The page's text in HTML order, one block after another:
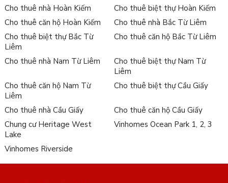
Cho thuê nhà Hoàn Kiếm
Cho thuê biệt thự Hoàn Kiếm
Cho thuê căn hộ Hoàn Kiếm
Cho thuê nhà Bắc Từ Liêm
Cho thuê biệt thự Bắc Từ
Liêm
Cho thuê căn hộ Bắc Từ Liêm
Cho thuê nhà Nam Từ Liêm
Cho thuê biệt thự Nam Từ
Liêm
Cho thuê căn hộ Nam Từ
Liêm
Cho thuê biệt thự Cầu Giấy
Cho thuê nhà Cầu Giấy
Cho thuê căn hộ Cầu Giấy
Chung cư Heritage West
Lake
Vinhomes Ocean Park 1, 2, 3
Vinhomes Riverside